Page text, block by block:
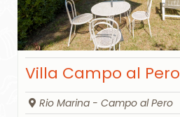
Villa Campo al Pero
Rio Marina - Campo al Pero